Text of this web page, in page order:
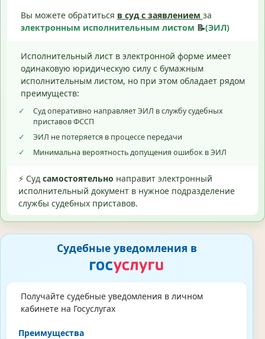
Вы можете обратиться в суд с заявлением за
электронным исполнительным листом 📝(ЭИЛ)
Исполнительный лист в электронной форме имеет
одинаковую юридическую силу с бумажным
исполнительным листом, но при этом обладает рядом
преимуществ:
✓
Суд оперативно направляет ЭИЛ в службу судебных
приставов ФССП
✓
ЭИЛ не потеряется в процессе передачи
✓
Минимальна вероятность допущения ошибок в ЭИЛ
⚡ Суд самостоятельно направит электронный
исполнительный документ в нужное подразделение
службы судебных приставов.
Судебные уведомления в
Получайте судебные уведомления в личном
кабинете на Госуслугах
Преимущества